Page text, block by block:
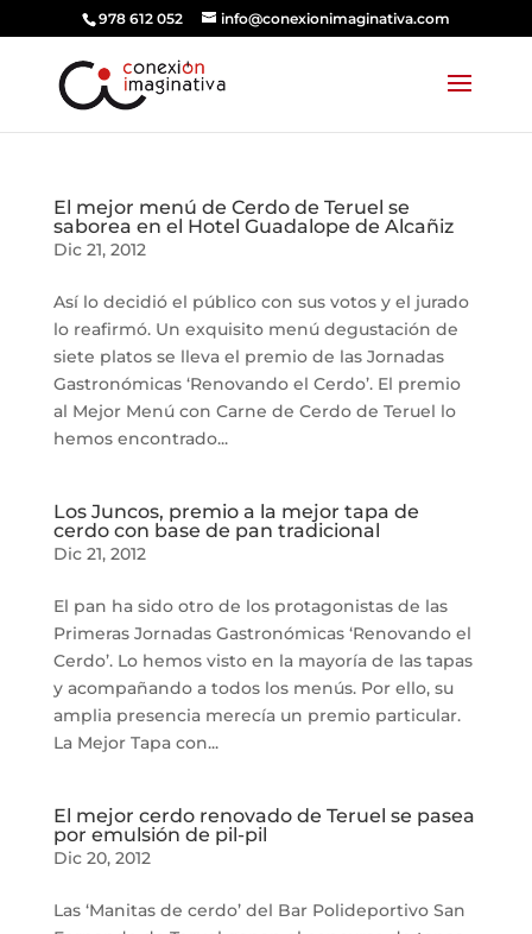
978 612 052 info@conexionimaginativa.com
El mejor menú de Cerdo de Teruel se
saborea en el Hotel Guadalope de Alcañiz
Dic 21, 2012
Así lo decidió el público con sus votos y el jurado
lo reafirmó. Un exquisito menú degustación de
siete platos se lleva el premio de las Jornadas
Gastronómicas ‘Renovando el Cerdo’. El premio
al Mejor Menú con Carne de Cerdo de Teruel lo
hemos encontrado...
Los Juncos, premio a la mejor tapa de
cerdo con base de pan tradicional
Dic 21, 2012
El pan ha sido otro de los protagonistas de las
Primeras Jornadas Gastronómicas ‘Renovando el
Cerdo’. Lo hemos visto en la mayoría de las tapas
y acompañando a todos los menús. Por ello, su
amplia presencia merecía un premio particular.
La Mejor Tapa con...
El mejor cerdo renovado de Teruel se pasea
por emulsión de pil-pil
Dic 20, 2012
Las ‘Manitas de cerdo’ del Bar Polideportivo San